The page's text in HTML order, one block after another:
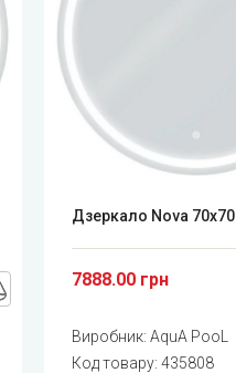
Дзеркало Nova 70x70
7888.00 грн
Виробник: AquA PooL
Код товару: 435808